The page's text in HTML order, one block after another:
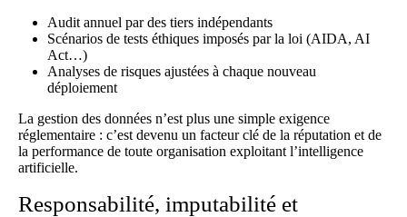
Audit annuel par des tiers indépendants
Scénarios de tests éthiques imposés par la loi (AIDA, AI
Act…)
Analyses de risques ajustées à chaque nouveau
déploiement
La gestion des données n’est plus une simple exigence
réglementaire : c’est devenu un facteur clé de la réputation et de
la performance de toute organisation exploitant l’intelligence
artificielle.
Responsabilité, imputabilité et